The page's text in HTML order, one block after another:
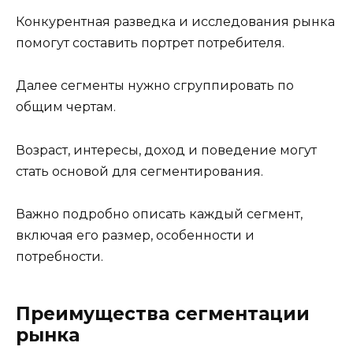
Конкурентная разведка и исследования рынка
помогут составить портрет потребителя.
Далее сегменты нужно сгруппировать по
общим чертам.
Возраст, интересы, доход и поведение могут
стать основой для сегментирования.
Важно подробно описать каждый сегмент,
включая его размер, особенности и
потребности.
Преимущества сегментации
рынка